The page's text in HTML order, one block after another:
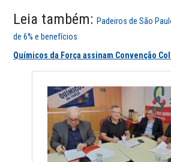
Leia também:Padeiros de São
de 6% e benefícios
Químicos da Força assinam Convenção